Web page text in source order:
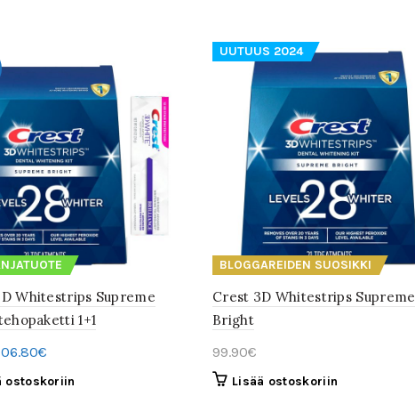
Whitestrips Supreme
1+1
€Nykyinen
hinta
ostoskoriin
UUTUUS 2024
BLOGGAREIDEN SUOSIKKI
Crest 3D Whitestrips Supreme
Bright
99.90€
Lisää ostoskoriin